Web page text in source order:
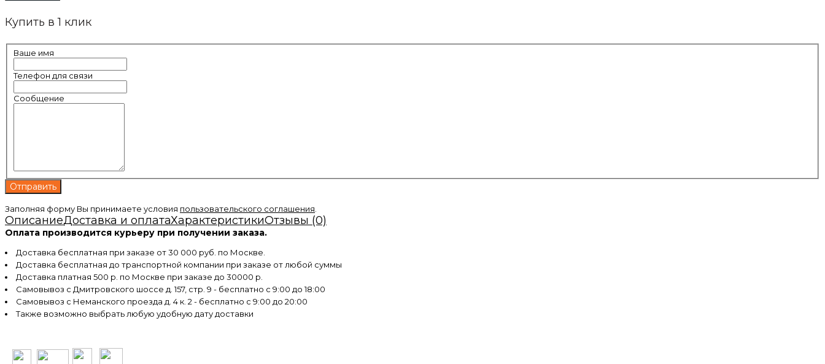
Купить в 1 клик
Ваше имя
Телефон для связи
Сообщение
Заполняя форму Вы принимаете условия пользовательского соглашения
ОписаниеДоставка и оплатаХарактеристикиОтзывы (0)
Оплата производится курьеру при получении заказа.
Доставка бесплатная при заказе от 30 000 руб. по Москве.
Доставка бесплатная до транспортной компании при заказе от любой суммы
Доставка платная 500 р. по Москве при заказе до 30000 р.
Самовывоз с Дмитровского шоссе д. 157, стр. 9 - бесплатно с 9:00 до 18:00
Самовывоз с Неманского проезда д. 4 к. 2 - бесплатно с 9:00 до 20:00
Также возможно выбрать любую удобную дату доставки